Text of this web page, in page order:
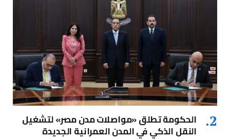
الحكومة تطلق «مواصلات مدن مصر» لتشغيل
النقل الذكي في المدن العمرانية الجديدة